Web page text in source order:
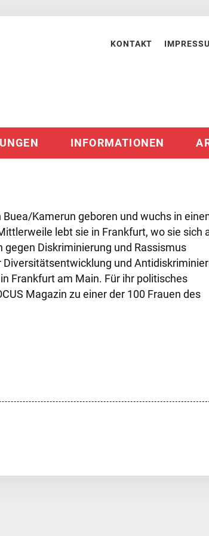
Meta
KONTAKT
INFORMATIONEN
Kamerun geboren und wuchs in
lebt sie in Frankfurt, wo sie sich
Diskriminierung und Rassismus
und
Frankfurt am Main. Für ihr politisches
Magazin zu einer der 100 Frauen des